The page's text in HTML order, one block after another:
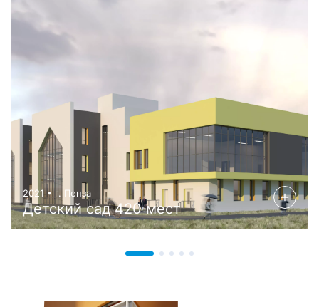
2021 • г. Пенза
Детский сад 420 мест